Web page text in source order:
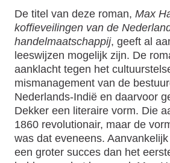
De titel van deze roman, Max
koffieveilingen van de
handelmaatschappij, geeft al
leeswijzen mogelijk zijn. De
aanklacht tegen het
mismanagement van de
Nederlands-Indië en daarvoor
Dekker een literaire vorm. Die
1860 revolutionair, maar de
was dat eveneens.
een groter succes dan het